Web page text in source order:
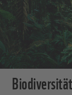
Biodiversität